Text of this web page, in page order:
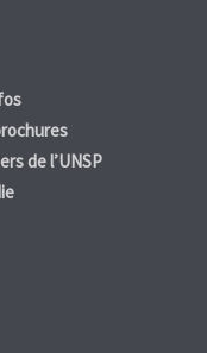
de l’UNSP